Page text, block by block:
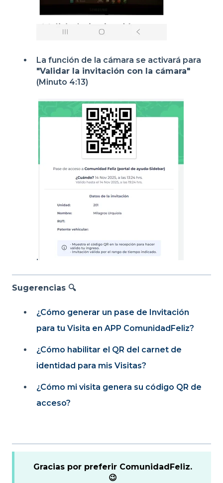
La función de la cámara se activará para
"Validar la invitación con la cámara"
(Minuto 4:13)
.
Sugerencias 🔍
¿Cómo generar un pase de Invitación
para tu Visita en APP ComunidadFeliz?
¿Cómo habilitar el QR del carnet de
identidad para mis Visitas?
¿Cómo mi visita genera su código QR de
acceso?
Gracias por preferir ComunidadFeliz.
😉